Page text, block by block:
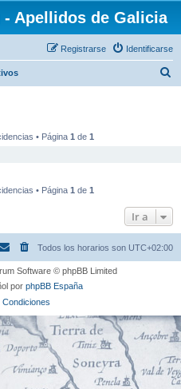
Apellidos de Galicia
Identificarse
Registrarse
• Página 1 de 1
• Página 1 de 1
Ir a
Todos los horarios son UTC+02:00
Software © phpBB Limited
por phpBB España
Condiciones